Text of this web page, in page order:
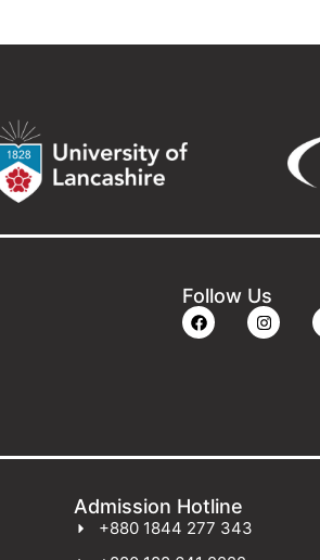
Follow Us
Admission Hotline
+880 1844 277 343